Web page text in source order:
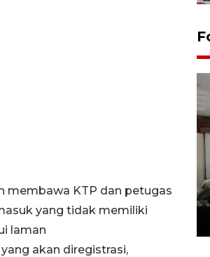
membawa KTP dan petugas
yang tidak memiliki
laman
akan diregistrasi,
dengan
XVII/Cenderawasih
2022 15:11 WIB, 2022